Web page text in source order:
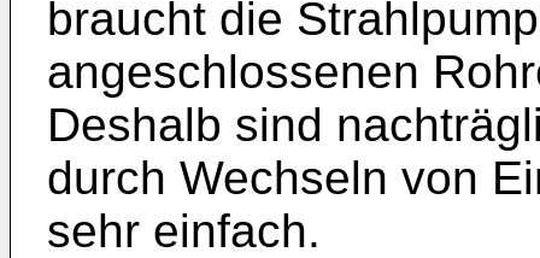
braucht die
angeschlossenen
Deshalb sind
durch Wechseln von
sehr einfach.